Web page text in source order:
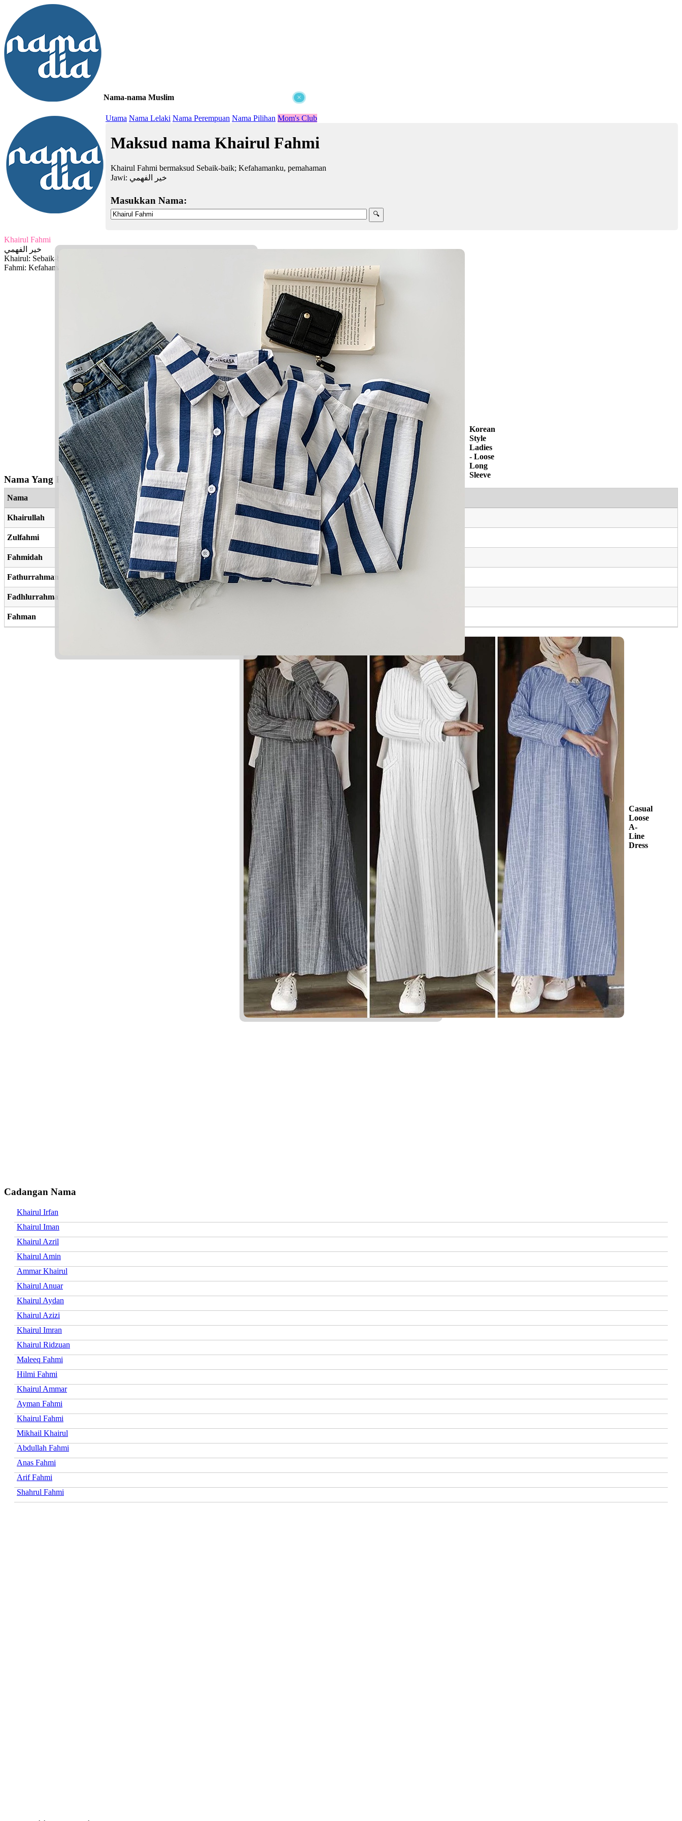
×
Korean
Style
Ladies
- Loose
Long
Sleeve
Nama-nama Muslim
Utama Nama Lelaki Nama Perempuan Nama Pilihan Mom's Club
Maksud nama Khairul Fahmi
Khairul Fahmi bermaksud Sebaik-baik; Kefahamanku, pemahaman
Jawi: خير الفهمي
Masukkan Nama:
Khairul Fahmi
خير الفهمي
Khairul: Sebaik-baik
Fahmi: Kefahamanku, pemahaman
Facebook
TwitterWhatsApp
Line Telegram
Nama Yang Berkaitan
Nama Maksud
Khairullah Kebaikan dari Allah
Zulfahmi Punya kefahaman
Fahmidah Cerdik, bijak
Fathurrahman Pembukaan, kejayaan Allah yang pengasih
Fadhlurrahman
Fahman
Casual
Loose
A-
Line
Dress
Cadangan Nama
Khairul Irfan
Khairul Iman
Khairul Azril
Khairul Amin
Ammar Khairul
Khairul Anuar
Khairul Aydan
Khairul Azizi
Khairul Imran
Khairul Ridzuan
Maleeq Fahmi
Hilmi Fahmi
Khairul Ammar
Ayman Fahmi
Khairul Fahmi
Mikhail Khairul
Abdullah Fahmi
Anas Fahmi
Arif Fahmi
Shahrul Fahmi